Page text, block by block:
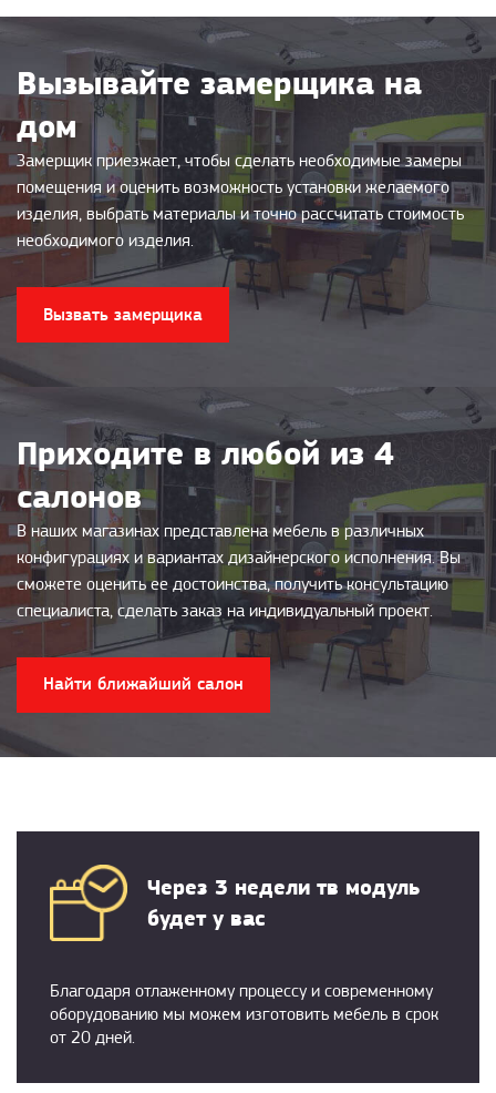
Вызывайте замерщика на
дом
Замерщик приезжает, чтобы сделать необходимые замеры
помещения и оценить возможность установки желаемого
изделия, выбрать материалы и точно рассчитать стоимость
необходимого изделия.
Вызвать замерщика
Приходите в любой из 4
салонов
В наших магазинах представлена мебель в различных
конфигурациях и вариантах дизайнерского исполнения. Вы
сможете оценить ее достоинства, получить консультацию
специалиста, сделать заказ на индивидуальный проект.
Найти ближайший салон
Через 3 недели тв модуль
будет у вас
Благодаря отлаженному процессу и современному
оборудованию мы можем изготовить мебель в срок
от 20 дней.